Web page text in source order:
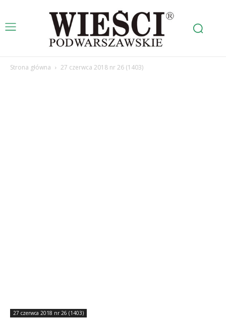
Strona główna 27 czerwca 2018 nr 26 (1403)
27 czerwca 2018 nr 26 (1403)